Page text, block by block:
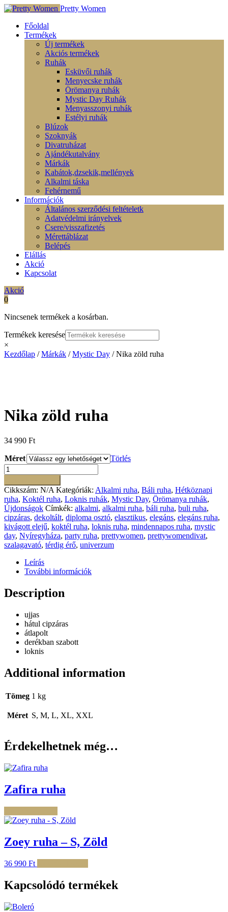
Pretty Women
Főoldal
Termékek
Új termékek
Akciós termékek
Ruhák
Esküvői ruhák
Menyecske ruhák
Örömanya ruhák
Mystic Day Ruhák
Menyasszonyi ruhák
Estélyi ruhák
Blúzok
Szoknyák
Divatruházat
Ajándékutalvány
Márkák
Kabátok,dzsekik,mellények
Alkalmi táska
Fehérnemű
Információk
Általános szerződési feltételetk
Adatvédelmi irányelvek
Csere/visszafizetés
Mérettáblázat
Belépés
Elállás
Akció
Kapcsolat
Akció
0
Nincsenek termékek a kosárban.
Termékek keresése
×
Kezdőlap /Márkák /Mystic Day / Nika zöld ruha
Nika zöld ruha
34 990 Ft
Méret
Törlés
Nika
zöld
ruha
mennyiség
Cikkszám: N/A Kategóriák: Alkalmi ruha, Báli ruha, Hétköznapi
ruha, Koktél ruha, Loknis ruhák, Mystic Day, Örömanya ruhák,
Újdonságok Címkék: alkalmi, alkalmi ruha, báli ruha, buli ruha,
cipzáras, dekoltált, diploma osztó, elasztikus, elegáns, elegáns ruha,
kivágott elejű, koktél ruha, loknis ruha, mindennapos ruha, mystic
day, Nyíregyháza, party ruha, prettywomen, prettywomendivat,
szalagavató, térdig érő, univerzum
Leírás
További információk
Description
ujjas
hátul cipzáras
átlapolt
derékban szabott
loknis
Additional information
Tömeg 1 kg
Méret S, M, L, XL, XXL
Érdekelhetnek még…
Zafira ruha
Zoey ruha – S, Zöld
36 990 Ft
Kapcsolódó termékek